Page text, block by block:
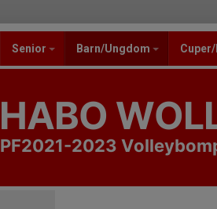
Senior Barn/Ungdom
HABO
PF2021-2023